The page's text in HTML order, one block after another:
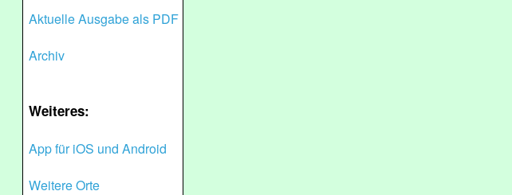
Aktuelle Ausgabe als PDF
Archiv
Weiteres:
App für iOS und Android
Weitere Orte